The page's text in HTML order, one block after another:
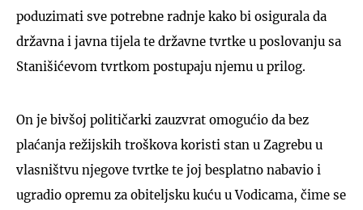
poduzimati sve potrebne radnje kako bi osigurala da
državna i javna tijela te državne tvrtke u poslovanju sa
Stanišićevom tvrtkom postupaju njemu u prilog.
On je bivšoj političarki zauzvrat omogućio da bez
plaćanja režijskih troškova koristi stan u Zagrebu u
vlasništvu njegove tvrtke te joj besplatno nabavio i
ugradio opremu za obiteljsku kuću u Vodicama, čime se